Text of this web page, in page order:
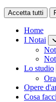
Accetta tutti
Home
I Notai
Lo studio
Opere
Cosa